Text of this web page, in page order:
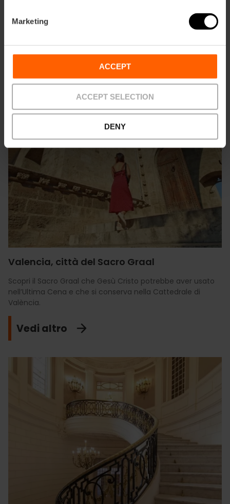
Marketing
ACCEPT
ACCEPT SELECTION
DENY
Valencia, città del Sacro Graal
Scopri il Sacro Graal che Gesù Cristo potrebbe aver usato
nell’Ultima Cena e che si conserva nella Cattedrale di
València.
Vedi altro